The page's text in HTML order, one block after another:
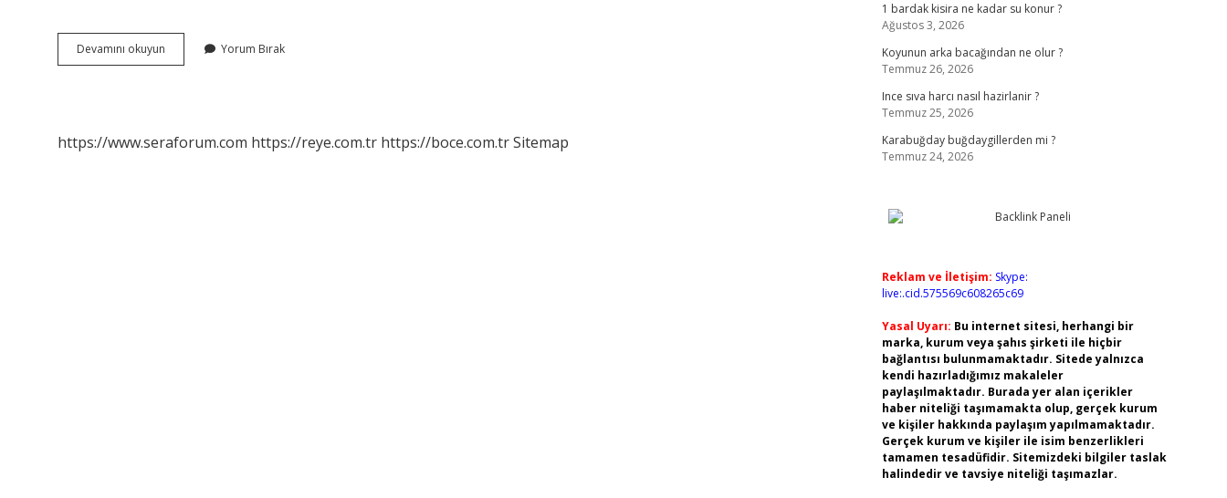
Devamını okuyun
Ne
Yorum Bırak
https://www.seraforum.com https://reye.com.tr https://boce.com.trSitemap
1 bardak kisira ne kadar su konur ?
Ağustos 3, 2026
Koyunun arka bacağından ne olur ?
Temmuz 26, 2026
Ince sıva harcı nasıl hazirlanir ?
Temmuz 25, 2026
Karabuğday buğdaygillerden mi ?
Temmuz 24, 2026
Reklam ve İletişim: Skype:
live:.cid.575569c608265c69
Yasal Uyarı: Bu internet sitesi, herhangi bir
marka, kurum veya şahıs şirketi ile hiçbir
bağlantısı bulunmamaktadır. Sitede yalnızca
kendi hazırladığımız makaleler
paylaşılmaktadır. Burada yer alan içerikler
haber niteliği taşımamakta olup, gerçek kurum
ve kişiler hakkında paylaşım yapılmamaktadır.
Gerçek kurum ve kişiler ile isim benzerlikleri
tamamen tesadüfidir. Sitemizdeki bilgiler taslak
halindedir ve tavsiye niteliği taşımazlar.